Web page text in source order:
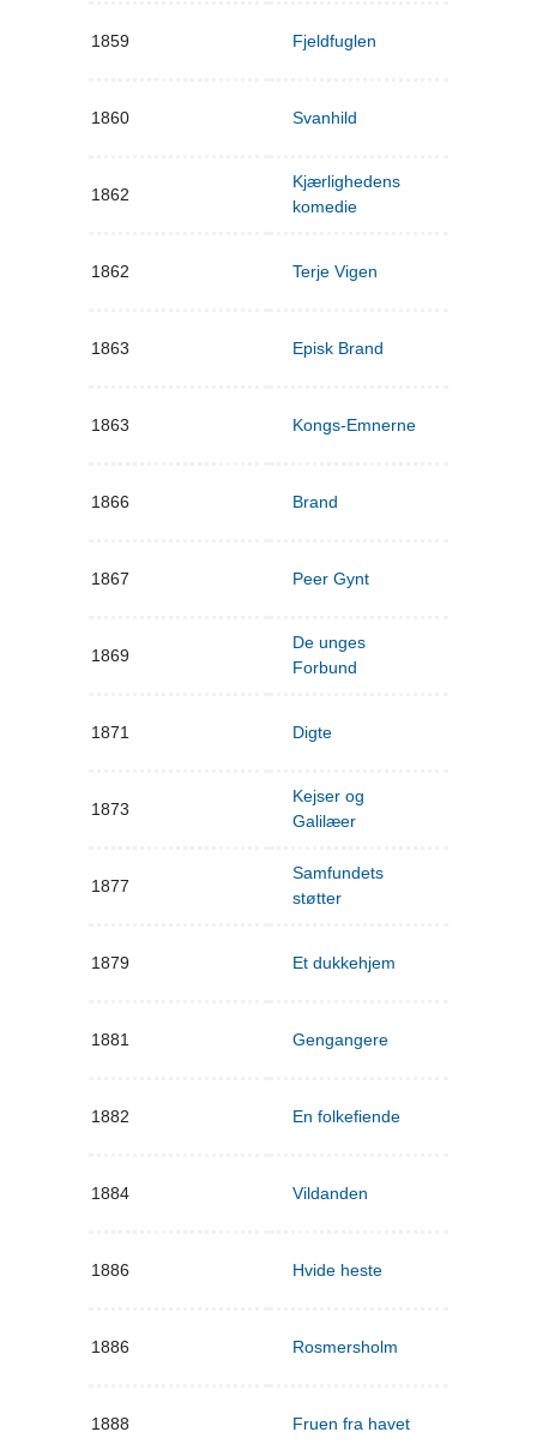
1859 Fjeldfuglen
1860 Svanhild
1862
Kjærlighedens
komedie
1862 Terje Vigen
1863 Episk Brand
1863 Kongs-Emnerne
1866 Brand
1867 Peer Gynt
1869
De unges
Forbund
1871 Digte
1873
Kejser og
Galilæer
1877
Samfundets
støtter
1879 Et dukkehjem
1881 Gengangere
1882 En folkefiende
1884 Vildanden
1886 Hvide heste
1886 Rosmersholm
1888 Fruen fra havet